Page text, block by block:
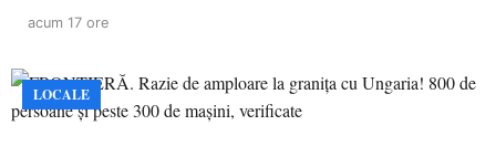
acum 17 ore
LOCALE